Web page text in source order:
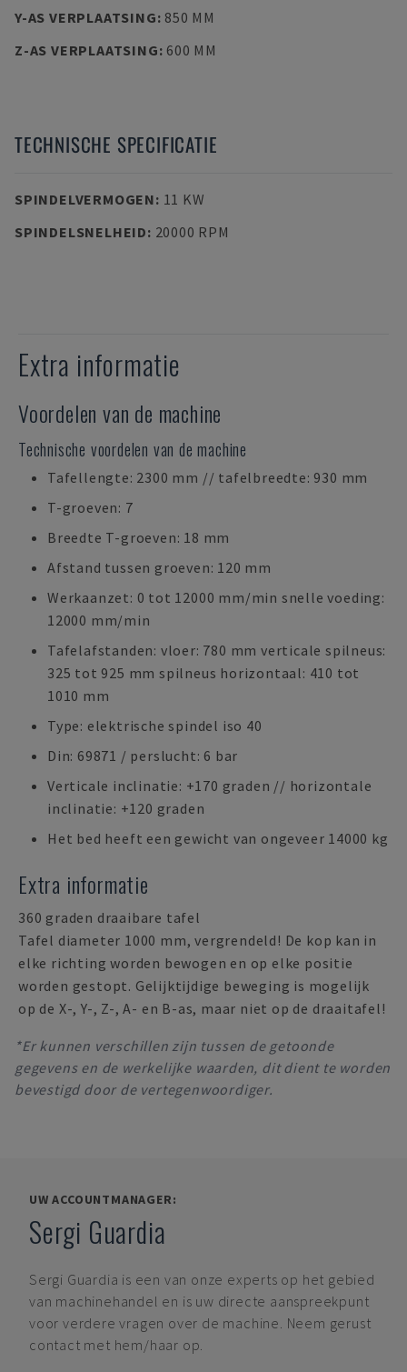
Y-AS VERPLAATSING: 850 MM
Z-AS VERPLAATSING: 600 MM
TECHNISCHE SPECIFICATIE
SPINDELVERMOGEN: 11 KW
SPINDELSNELHEID: 20000 RPM
Extra informatie
Voordelen van de machine
Technische voordelen van de machine
Tafellengte: 2300 mm // tafelbreedte: 930 mm
T-groeven: 7
Breedte T-groeven: 18 mm
Afstand tussen groeven: 120 mm
Werkaanzet: 0 tot 12000 mm/min snelle voeding:
12000 mm/min
Tafelafstanden: vloer: 780 mm verticale spilneus:
325 tot 925 mm spilneus horizontaal: 410 tot
1010 mm
Type: elektrische spindel iso 40
Din: 69871 / perslucht: 6 bar
Verticale inclinatie: +170 graden // horizontale
inclinatie: +120 graden
Het bed heeft een gewicht van ongeveer 14000 kg
Extra informatie
360 graden draaibare tafel
Tafel diameter 1000 mm, vergrendeld! De kop kan in
elke richting worden bewogen en op elke positie
worden gestopt. Gelijktijdige beweging is mogelijk
op de X-, Y-, Z-, A- en B-as, maar niet op de draaitafel!
*Er kunnen verschillen zijn tussen de getoonde
gegevens en de werkelijke waarden, dit dient te worden
bevestigd door de vertegenwoordiger.
UW ACCOUNTMANAGER:
Sergi Guardia
Sergi Guardia is een van onze experts op het gebied
van machinehandel en is uw directe aanspreekpunt
voor verdere vragen over de machine. Neem gerust
contact met hem/haar op.